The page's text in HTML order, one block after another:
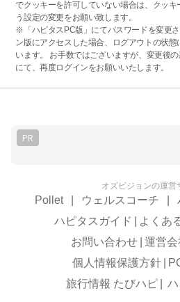
でクッキーを許可していない場合は、クッキ
う設定の変更をお願い致します。
※「ハピタスPC版」にてパスワードを変更
ン版にアクセスした場合、ログアウトの状態
います。 お手数ではございますが、変更後
にて、再度ログインをお願いいたします。
PR
オズビジョンの運営
Pollet ウェルスコーチ
ハピタスガイド
よくあ
お問い合わせ 運営会
個人情報保護方針
旅行情報 たびハピ